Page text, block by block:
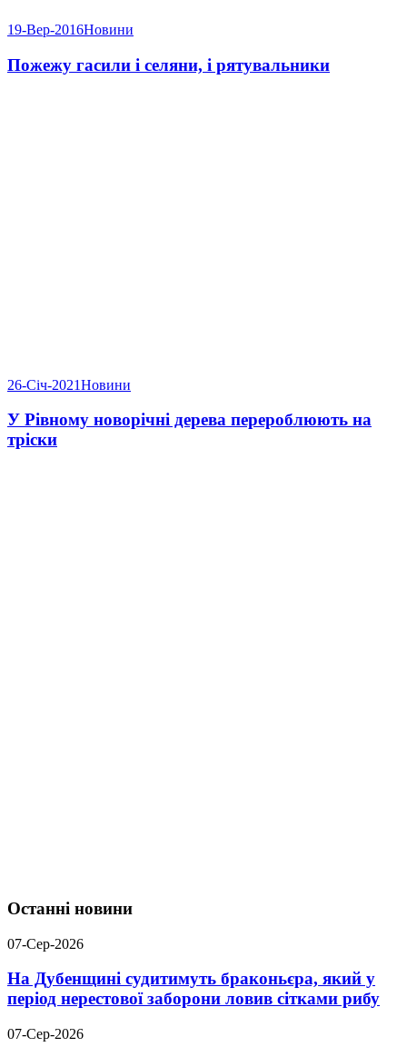
19-Вер-2016Новини
Пожежу гасили і селяни, і рятувальники
26-Січ-2021Новини
У Рівному новорічні дерева перероблюють на
тріски
Останні новини
07-Сер-2026
На Дубенщині судитимуть браконьєра, який у
період нерестової заборони ловив сітками рибу
07-Сер-2026